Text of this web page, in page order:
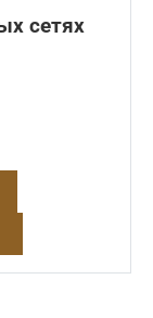
сетях